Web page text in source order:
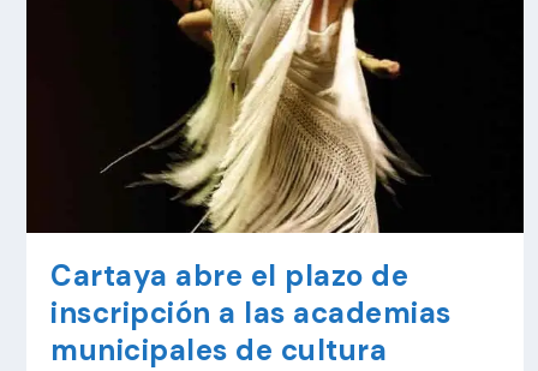
Cartaya abre el plazo de
inscripción a las academias
municipales de cultura